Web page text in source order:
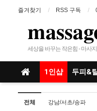
즐겨찾기 RSS 구독
세상을 바꾸는 작은힘 - 마사
1인샵 두피&
전체 강남/서초/송파